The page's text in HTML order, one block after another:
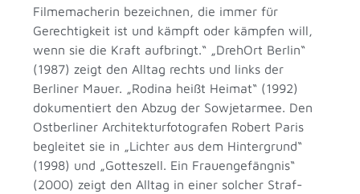
Filmemacherin bezeichnen, die immer für
Gerechtigkeit ist und kämpft oder kämpfen will,
wenn sie die Kraft aufbringt.“ „DrehOrt Berlin“
(1987) zeigt den Alltag rechts und links der
Berliner Mauer. „Rodina heißt Heimat“ (1992)
dokumentiert den Abzug der Sowjetarmee. Den
Ostberliner Architekturfotografen Robert Paris
begleitet sie in „Lichter aus dem Hintergrund“
(1998) und „Gotteszell. Ein Frauengefängnis“
(2000) zeigt den Alltag in einer solcher Straf-